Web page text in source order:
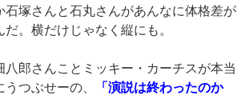
石塚さんと石丸さんがあんなに体格差が
。横だけじゃなく縦にも。
郎さんことミッキー・カーチスが本当
つぶせーの、
「演説は終わったのか